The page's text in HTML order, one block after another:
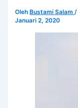
Oleh Bustami Salam/
Januari 2, 2020